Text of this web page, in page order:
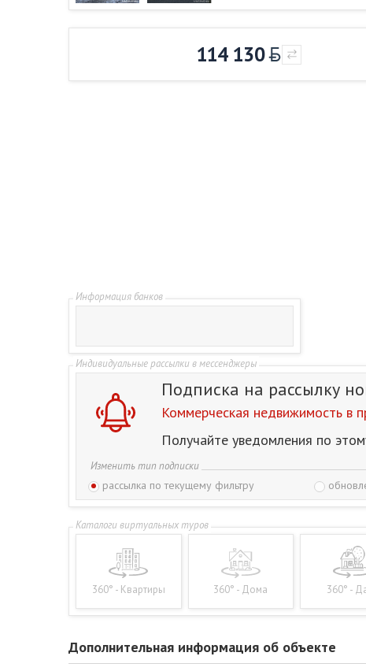
114 130
Подписка на рассылку
Коммерческая недвижимость в
Получайте уведомления по
Изменить тип подписки
рассылка по текущему фильтру
360° - Квартиры 360° - Дома 360° -
Дополнительная информация об объекте